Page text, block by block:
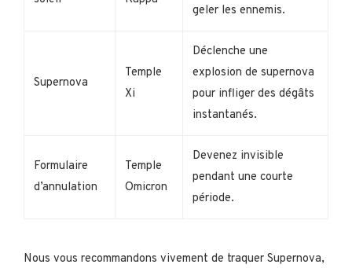
geler les ennemis.
Supernova
Temple
Xi
Déclenche une
explosion de supernova
pour infliger des dégâts
instantanés.
Formulaire
d’annulation
Temple
Omicron
Devenez invisible
pendant une courte
période.
Nous vous recommandons vivement de traquer Supernova,